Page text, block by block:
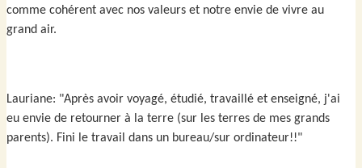
comme cohérent avec nos valeurs et notre envie de vivre au
grand air.
Lauriane: "Après avoir voyagé, étudié, travaillé et enseigné, j'ai
eu envie de retourner à la terre (sur les terres de mes grands
parents). Fini le travail dans un bureau/sur ordinateur!!"